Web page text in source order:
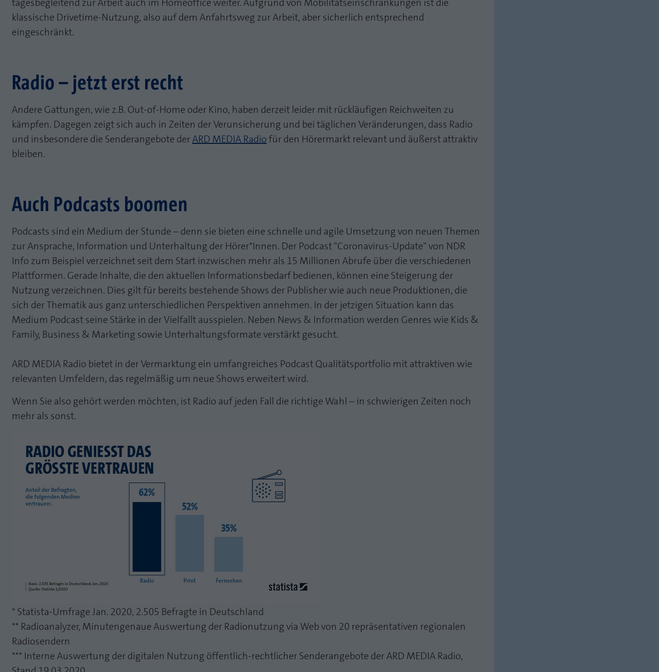
tagesbegleitend zur Arbeit auch im Homeoffice weiter. Aufgrund von Mobilitätseinschränkungen ist die
klassische Drivetime-Nutzung, also auf dem Anfahrtsweg zur Arbeit, aber sicherlich entsprechend
eingeschränkt.
Radio – jetzt erst recht
Andere Gattungen, wie z.B. Out-of-Home oder Kino, haben derzeit leider mit rückläufigen Reichweiten zu
kämpfen. Dagegen zeigt sich auch in Zeiten der Verunsicherung und bei täglichen Veränderungen, dass Radio
und insbesondere die Senderangebote derARD MEDIA Radiofür den Hörermarkt relevant und äußerst attraktiv
bleiben.
Auch Podcasts boomen
Podcasts sind ein Medium der Stunde – denn sie bieten eine schnelle und agile Umsetzung von neuen Themen
zur Ansprache, Information und Unterhaltung der Hörer*Innen. Der Podcast "Coronavirus-Update" von NDR
Info zum Beispiel verzeichnet seit dem Start inzwischen mehr als 15 Millionen Abrufe über die verschiedenen
Plattformen. Gerade Inhalte, die den aktuellen Informationsbedarf bedienen, können eine Steigerung der
Nutzung verzeichnen. Dies gilt für bereits bestehende Shows der Publisher wie auch neue Produktionen, die
sich der Thematik aus ganz unterschiedlichen Perspektiven annehmen. In der jetzigen Situation kann das
Medium Podcast seine Stärke in der Vielfallt ausspielen. Neben News & Information werden Genres wie Kids &
Family, Business & Marketing sowie Unterhaltungsformate verstärkt gesucht.
ARD MEDIA Radio bietet in der Vermarktung ein umfangreiches Podcast Qualitätsportfolio mit attraktiven wie
relevanten Umfeldern, das regelmäßig um neue Shows erweitert wird.
Wenn Sie also gehört werden möchten, ist Radio auf jeden Fall die richtige Wahl – in schwierigen Zeiten noch
mehr als sonst.
* Statista-Umfrage Jan. 2020, 2.505 Befragte in Deutschland
** Radioanalyzer, Minutengenaue Auswertung der Radionutzung via Web von 20 repräsentativen regionalen
Radiosendern
*** Interne Auswertung der digitalen Nutzung öffentlich-rechtlicher Senderangebote der ARD MEDIA Radio,